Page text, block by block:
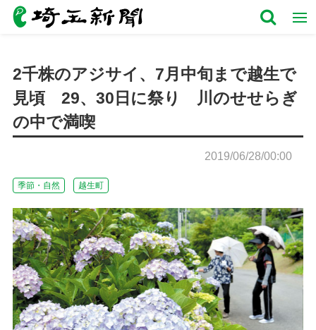
2千株のアジサイ、7月中旬まで越生で
見頃 29、30日に祭り 川のせせらぎ
の中で満喫
2019/06/28/00:00
季節・自然 越生町